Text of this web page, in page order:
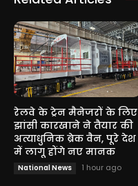
रेलवे के ट्रेन मैनेजरों के लिए
झांसी कारखाने ने तैयार की
अत्याधुनिक ब्रेक वैन, पूरे देश
में लागू होंगे नए मानक
National News 1 hour ago